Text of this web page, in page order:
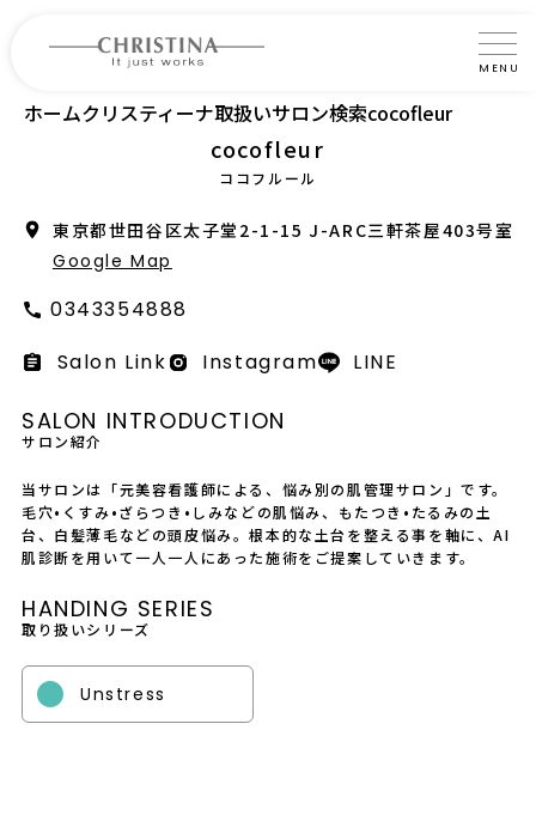
MENU
クリスティーナについて
製品の使い方
認定インストラクター・トレーナー紹介
コラム
会社概要
採用情報
お問い合わせ
ホームクリスティーナ取扱いサロン検索cocofleur
cocofleur
ココフルール
東京都世田谷区太子堂2-1-15 J-ARC三軒茶屋403号室
Google Map
0343354888
Salon Link
Instagram LINE
SALON INTRODUCTION
サロン紹介
当サロンは「元美容看護師による、悩み別の肌管理サロン」です。
毛穴•くすみ•ざらつき•しみなどの肌悩み、もたつき•たるみの土
台、白髪薄毛などの頭皮悩み。根本的な土台を整える事を軸に、AI
肌診断を用いて一人一人にあった施術をご提案していきます。
HANDING SERIES
取り扱いシリーズ
Unstress